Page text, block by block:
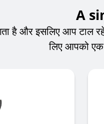
A
है और इसलिए आप टाल
लिए आपको एक